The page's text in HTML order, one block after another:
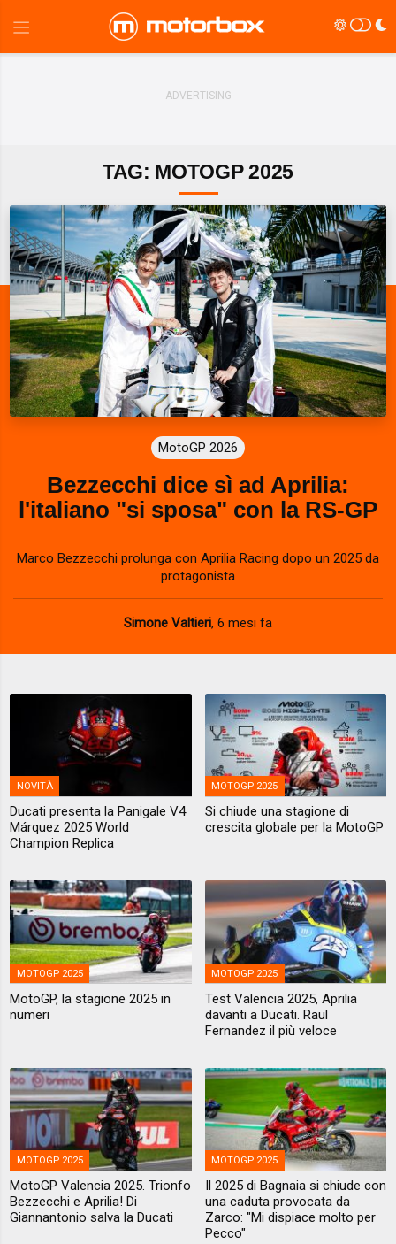
TAG: MOTOGP 2025
MotoGP 2026
Bezzecchi dice sì ad Aprilia:
l'italiano "si sposa" con la RS-GP
Marco Bezzecchi prolunga con Aprilia Racing dopo un 2025 da
protagonista
Simone Valtieri, 6 mesi fa
NOVITÀ
Ducati presenta la Panigale V4
Márquez 2025 World
Champion Replica
MOTOGP 2025
Si chiude una stagione di
crescita globale per la MotoGP
MOTOGP 2025
MotoGP, la stagione 2025 in
numeri
MOTOGP 2025
Test Valencia 2025, Aprilia
davanti a Ducati. Raul
Fernandez il più veloce
MOTOGP 2025
MotoGP Valencia 2025. Trionfo
Bezzecchi e Aprilia! Di
Giannantonio salva la Ducati
MOTOGP 2025
Il 2025 di Bagnaia si chiude con
una caduta provocata da
Zarco: "Mi dispiace molto per
Pecco"